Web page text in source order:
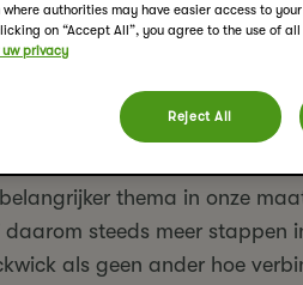
thema in onze
steeds meer stappen
als geen ander hoe
authorities may have easier access to
on “Accept All”, you agree to the use of
uw privacy
Reject All